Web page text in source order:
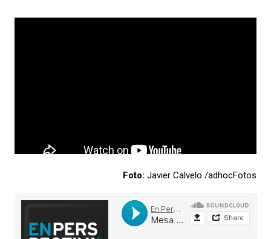
Foto: Javier Calvelo /adhocFotos